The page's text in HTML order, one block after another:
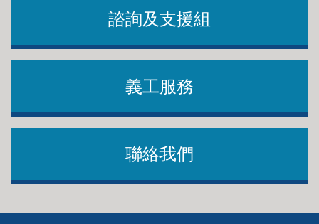
諮詢及支援組
義工服務
聯絡我們